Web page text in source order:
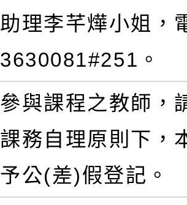
助理李芊燁小姐，
3630081#251。
參與課程之教師，
課務自理原則下，
予公(差)假登記。